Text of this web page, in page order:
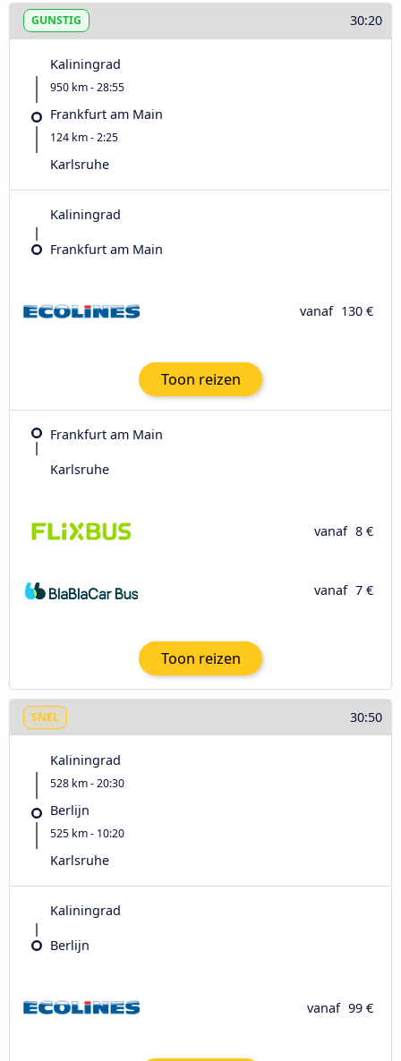
GUNSTIG 30:20
Kaliningrad
950 km - 28:55
Frankfurt am Main
124 km - 2:25
Karlsruhe
Kaliningrad
Frankfurt am Main
vanaf 130 €
Toon reizen
Frankfurt am Main
Karlsruhe
vanaf 8 €
vanaf 7 €
Toon reizen
SNEL 30:50
Kaliningrad
528 km - 20:30
Berlijn
525 km - 10:20
Karlsruhe
Kaliningrad
Berlijn
vanaf 99 €